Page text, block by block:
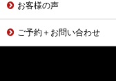
お客様の声
ご予約＋お問い合わせ